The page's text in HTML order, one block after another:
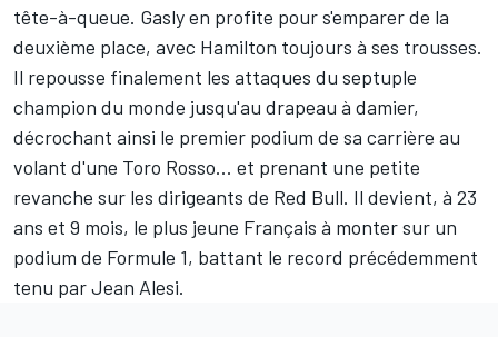
tête-à-queue. Gasly en profite pour s'emparer de la
deuxième place, avec Hamilton toujours à ses trousses.
Il repousse finalement les attaques du septuple
champion du monde jusqu'au drapeau à damier,
décrochant ainsi le premier podium de sa carrière au
volant d'une Toro Rosso... et prenant une petite
revanche sur les dirigeants de Red Bull. Il devient, à 23
ans et 9 mois, le plus jeune Français à monter sur un
podium de Formule 1, battant le record précédemment
tenu parJean Alesi.